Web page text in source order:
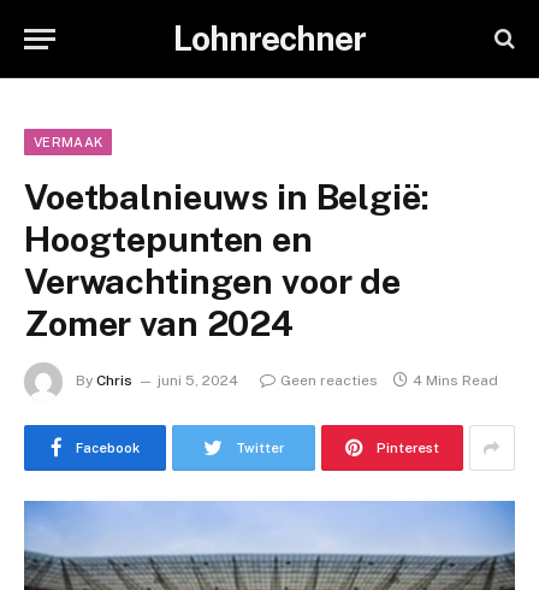
Lohnrechner
VERMAAK
Voetbalnieuws in België:
Hoogtepunten en
Verwachtingen voor de
Zomer van 2024
By Chris juni 5, 2024 Geen reacties 4 Mins Read
Facebook Twitter Pinterest